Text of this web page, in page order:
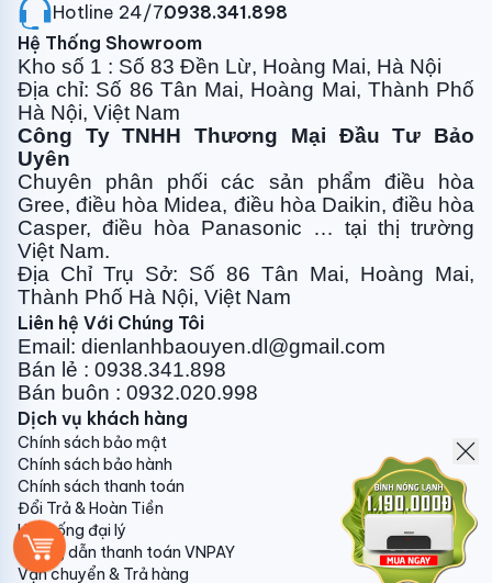
- Kích thước đường ống hơi: Ø15.9mm
- Ống xả dàn lạnh: 3/4B(I.DØ21.6xO.DØ27.2) mm
- Ống xả dàn nóng: Ø18.0(lỗ) mm
- Chiều dài đường đống tối đa: 30m (tương đương
50m)
- Chênh lệch độ cao tối đa 20m
- Cách nhiệt cả ống lỏng và ống hơi
Tính năng nổi bật của máy điều hòa âm trần nối ống
gió Daikin 1 chiều 26000BTU
FDMNQ26MV1/RNQ26MV1(Y1):
1. Tiện nghi
- Tốc độ quạt có thể điều chỉnh (2 bước)
- Chức năng "Làm khô"
- Hai bộ cảm biến nhiệt có thể chọn áp dụng khi sử
dụng điều khiển từ xa có dây
Hotline 24/7:0938.341.898
Hệ Thống Showroom
Kho số 1 : Số 83 Đền Lừ, Hoàng Mai, Hà Nội
Địa chỉ: Số 86 Tân Mai, Hoàng Mai, Thành Phố
Hà Nội, Việt Nam
Công Ty TNHH Thương Mại Đầu Tư Bảo
Uyên
Chuyên phân phối các sản phẩm điều hòa
Gree, điều hòa Midea, điều hòa Daikin, điều hòa
Casper, điều hòa Panasonic … tại thị trường
Việt Nam.
Địa Chỉ Trụ Sở: Số 86 Tân Mai, Hoàng Mai,
Thành Phố Hà Nội, Việt Nam
Liên hệ Với Chúng Tôi
Email: dienlanhbaouyen.dl@gmail.com
Bán lẻ : 0938.341.898
Bán buôn : 0932.020.998
Dịch vụ khách hàng
Chính sách bảo mật
Chính sách bảo hành
Chính sách thanh toán
Đổi Trả & Hoàn Tiền
Hệ thống đại lý
Hướng dẫn thanh toán VNPAY
Vận chuyển & Trả hàng